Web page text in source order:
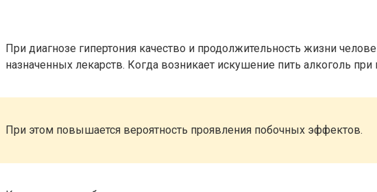
При диагнозе гипертония качество и продолжительность жизни
назначенных лекарств. Когда возникает искушение пить алкоголь
При этом повышается вероятность проявления побочных эффектов.